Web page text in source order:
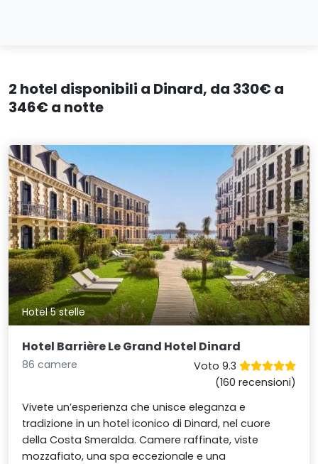
2 hotel disponibili a Dinard, da 330€ a
346€ a notte
Hotel 5 stelle
Hotel Barrière Le Grand Hotel Dinard
86 camere
Voto 9.3
(160 recensioni)
Vivete un’esperienza che unisce eleganza e
tradizione in un hotel iconico di Dinard, nel cuore
della Costa Smeralda. Camere raffinate, viste
mozzafiato, una spa eccezionale e una